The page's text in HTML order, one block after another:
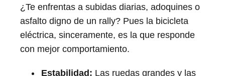
¿Te enfrentas a subidas diarias, adoquines o
asfalto digno de un rally? Pues la bicicleta
eléctrica, sinceramente, es la que responde
con mejor comportamiento.
Estabilidad: Las ruedas grandes y las